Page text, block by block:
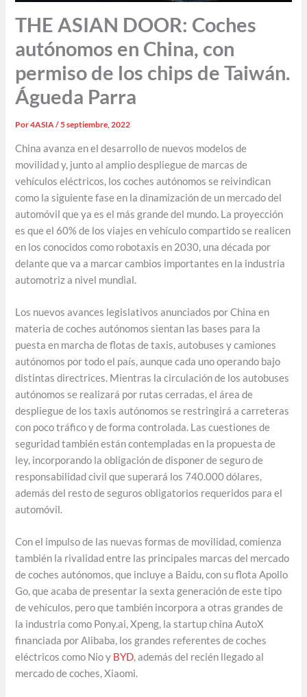
THE ASIAN DOOR: Coches
autónomos en China, con
permiso de los chips de Taiwán.
Águeda Parra
Por4ASIA/5 septiembre, 2022
China avanza en el desarrollo de nuevos modelos de
movilidad y, junto al amplio despliegue de marcas de
vehículos eléctricos, los coches autónomos se reivindican
como la siguiente fase en la dinamización de un mercado del
automóvil que ya es el más grande del mundo. La proyección
es que el 60% de los viajes en vehículo compartido se realicen
en los conocidos como robotaxis en 2030, una década por
delante que va a marcar cambios importantes en la industria
automotriz a nivel mundial.
Los nuevos avances legislativos anunciados por China en
materia de coches autónomos sientan las bases para la
puesta en marcha de flotas de taxis, autobuses y camiones
autónomos por todo el país, aunque cada uno operando bajo
distintas directrices. Mientras la circulación de los autobuses
autónomos se realizará por rutas cerradas, el área de
despliegue de los taxis autónomos se restringirá a carreteras
con poco tráfico y de forma controlada. Las cuestiones de
seguridad también están contempladas en la propuesta de
ley, incorporando la obligación de disponer de seguro de
responsabilidad civil que superará los 740.000 dólares,
además del resto de seguros obligatorios requeridos para el
automóvil.
Con el impulso de las nuevas formas de movilidad, comienza
también la rivalidad entre las principales marcas del mercado
de coches autónomos, que incluye a Baidu, con su flota Apollo
Go, que acaba de presentar la sexta generación de este tipo
de vehículos, pero que también incorpora a otras grandes de
la industria como Pony.ai, Xpeng, la startup china AutoX
financiada por Alibaba, los grandes referentes de coches
eléctricos como Nio y BYD, además del recién llegado al
mercado de coches, Xiaomi.